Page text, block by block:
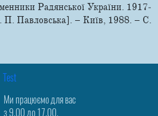
Радянської України. 1917­
П. Павловська]. – Київ, 1988. – С.
Test
Ми працюємо для вас
з 9.00 до 17.00,